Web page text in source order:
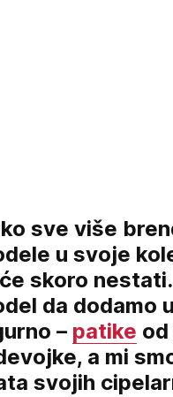
sve više
u svoje
skoro
da dodamo
– patike
a mi
svojih